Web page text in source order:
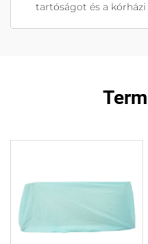
tartóságot és a